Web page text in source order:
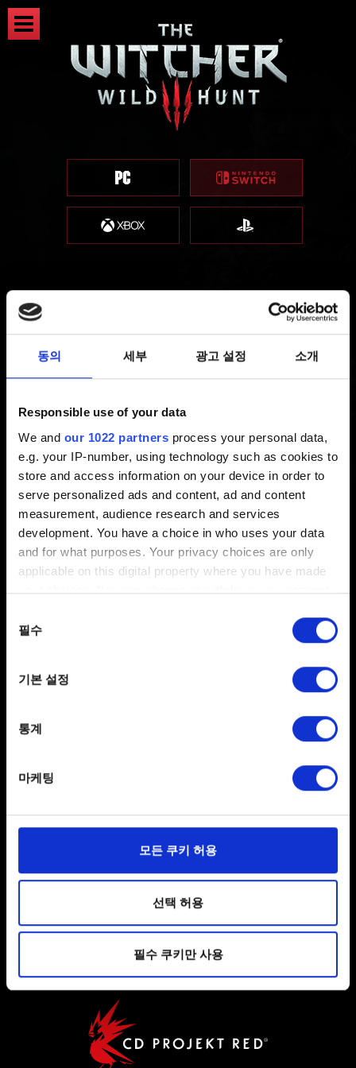
동의 세부 광고 설정 소개
Responsible use of your data
We and our 1022 partners process your personal data,
e.g. your IP-number, using technology such as cookies to
store and access information on your device in order to
serve personalized ads and content, ad and content
measurement, audience research and services
development. You have a choice in who uses your data
and for what purposes. Your privacy choices are only
applicable on this digital property where you have made
your choices. You can change or withdraw your consent
the Privacy trigger icon.
Collect information about your geographical
Identify your device by actively scanning it for
Find out more about how your personal data is processed
일부 쿠키는 웹 사이트를 정상적으로 이용하기 위해
관련 기술적 피드백을 제공하여 사용자의 웹사이트 이용
환경을 개선하기 위해 사용됩니다. 예를 들어, 소셜
파악하기 위해 쿠키의 일부를 저희 파트너와 공유할 수도
있습니다. 물론, 이처럼 선택적으로 쿠키를 사용할
경우에는 사용자의 동의를 구할 것입니다.
쿠키 사용에 관한 세부 사항이나 관련 설정은 아래의
"Settings" 메뉴에서 확인할 수 있습니다.
선택
필수
기본 설정
통계
마케팅
모든 쿠키 허용
선택 허용
필수 쿠키만 사용
권장 마이크로SD 카드
최신 6 년 전 갱신 7 개월 전
Switch용더 위쳐 3에는 속도 등급이 A1이나 V30 이상인
마이크로 SD 카드를 권장합니다.
도움이 필요하신가요?
문의
사용자 약관 동의
개인 정보 정책
쿠키 정책